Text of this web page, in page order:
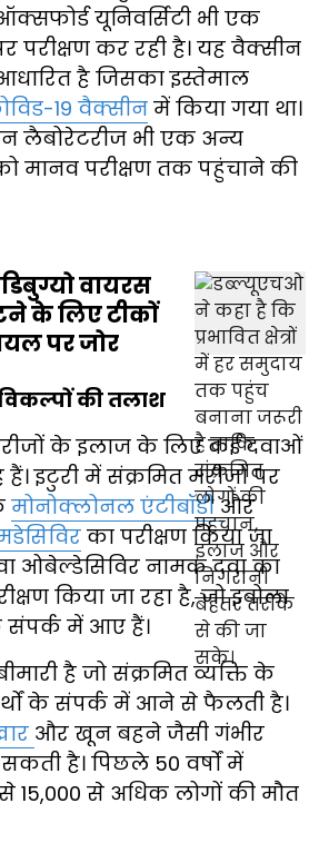
यूनिवर्सिटी भी एक
परीक्षण कर रही है। यह वैक्सीन
है जिसका इस्तेमाल
19 वैक्सीनमें किया गया था।
लैबोरेटरीज भी एक अन्य
मानव परीक्षण तक पहुंचाने की
वायरस
के लिए टीकों
पर जोर
की तलाश
के इलाज के लिए कई दवाओं
इटुरी में संक्रमित मरीजों पर
मोनोक्लोनल एंटीबॉडीऔर
का परीक्षण किया जा
ओबेल्डेसिविर नामक दवा का
किया जा रहा है, जो इबोला
संपर्क में आए हैं।
है जो संक्रमित व्यक्ति के
के संपर्क में आने से फैलती है।
और खून बहने जैसी गंभीर
है। पिछले 50 वर्षों में
15,000 से अधिक लोगों की मौत